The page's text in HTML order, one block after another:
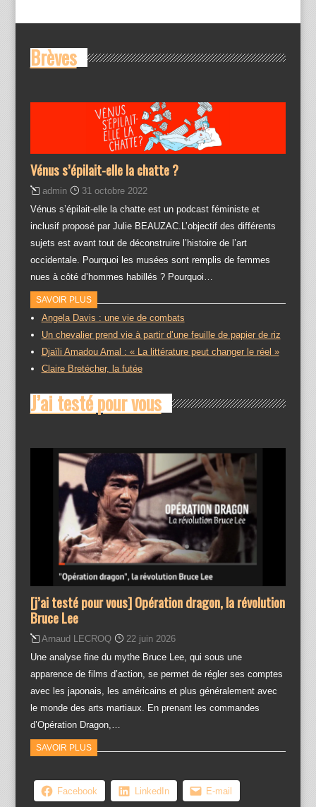
Brèves
Vénus s’épilait-elle la chatte ?
admin
31 octobre 2022
Vénus s’épilait-elle la chatte est un podcast féministe et
inclusif proposé par Julie BEAUZAC.L’objectif des différents
sujets est avant tout de déconstruire l’histoire de l’art
occidentale. Pourquoi les musées sont remplis de femmes
nues à côté d’hommes habillés ? Pourquoi…
SAVOIR PLUS
Angela Davis : une vie de combats
Un chevalier prend vie à partir d’une feuille de papier de riz
Djaïli Amadou Amal : « La littérature peut changer le réel »
Claire Bretécher, la futée
J’ai testé pour vous
[j’ai testé pour vous] Opération dragon, la révolution
Bruce Lee
Arnaud LECROQ
22 juin 2026
Une analyse fine du mythe Bruce Lee, qui sous une
apparence de films d’action, se permet de régler ses comptes
avec les japonais, les américains et plus généralement avec
le monde des arts martiaux. En prenant les commandes
d’Opération Dragon,…
SAVOIR PLUS
Facebook LinkedIn E-mail